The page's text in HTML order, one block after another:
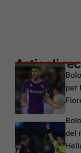
Articoli
per
del